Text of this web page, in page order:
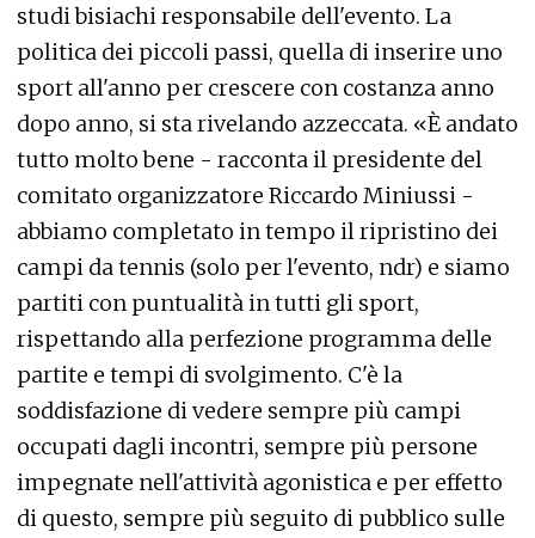
studi bisiachi responsabile dell'evento. La
politica dei piccoli passi, quella di inserire uno
sport all'anno per crescere con costanza anno
dopo anno, si sta rivelando azzeccata. «È andato
tutto molto bene - racconta il presidente del
comitato organizzatore Riccardo Miniussi -
abbiamo completato in tempo il ripristino dei
campi da tennis (solo per l'evento, ndr) e siamo
partiti con puntualità in tutti gli sport,
rispettando alla perfezione programma delle
partite e tempi di svolgimento. C'è la
soddisfazione di vedere sempre più campi
occupati dagli incontri, sempre più persone
impegnate nell'attività agonistica e per effetto
di questo, sempre più seguito di pubblico sulle